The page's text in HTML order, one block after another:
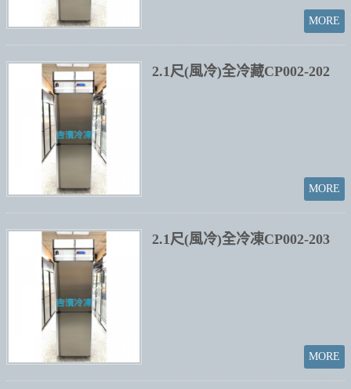
2.1尺(風冷)全冷藏CP002-202
2.1尺(風冷)全冷凍CP002-203